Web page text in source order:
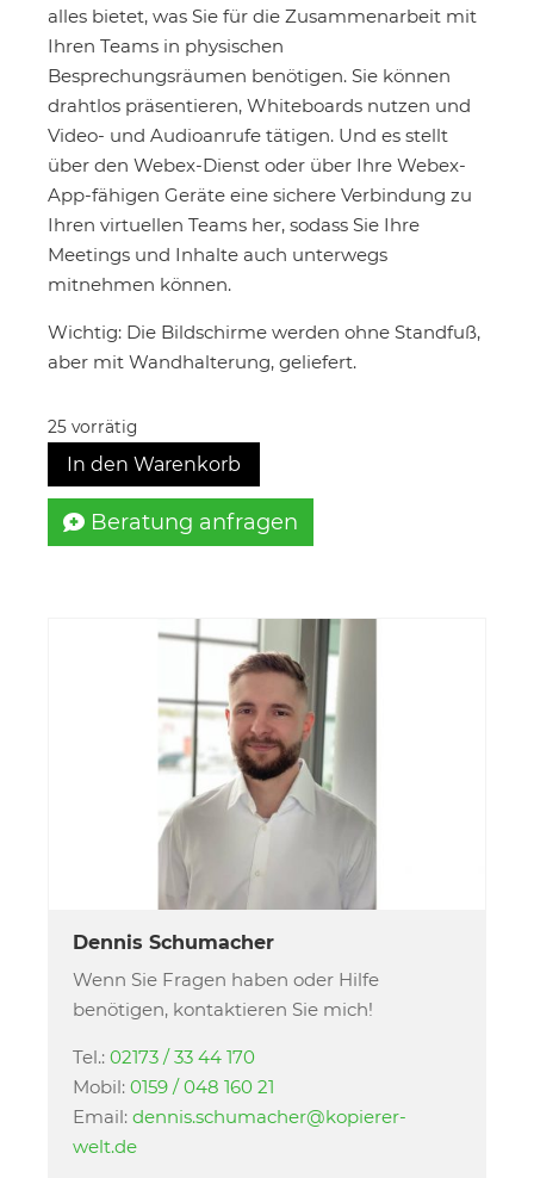
alles bietet, was Sie für die Zusammenarbeit mit
Ihren Teams in physischen
Besprechungsräumen benötigen. Sie können
drahtlos präsentieren, Whiteboards nutzen und
Video- und Audioanrufe tätigen. Und es stellt
über den Webex-Dienst oder über Ihre Webex-
App-fähigen Geräte eine sichere Verbindung zu
Ihren virtuellen Teams her, sodass Sie Ihre
Meetings und Inhalte auch unterwegs
mitnehmen können.
Wichtig: Die Bildschirme werden ohne Standfuß,
aber mit Wandhalterung, geliefert.
25 vorrätig
In den Warenkorb
Beratung anfragen
Dennis Schumacher
Wenn Sie Fragen haben oder Hilfe
benötigen, kontaktieren Sie mich!
Tel.: 02173 / 33 44 170
Mobil: 0159 / 048 160 21
Email: dennis.schumacher@kopierer-
welt.de